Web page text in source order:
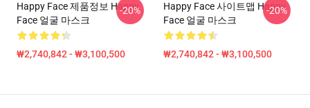
Happy Face 제품정보 Happy
Face 얼굴 마스크
₩2,740,842 - ₩3,100,500
-20%
Happy Face 사이트맵 Happy
Face 얼굴 마스크
₩2,740,842 - ₩3,100,500
-20%